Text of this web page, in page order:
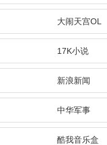
大闹天宫OL
17K小说
新浪新闻
中华军事
酷我音乐盒